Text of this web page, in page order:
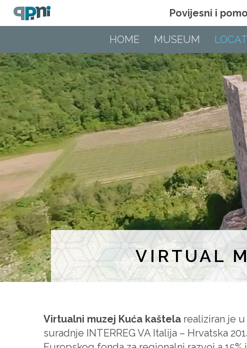
Povijesni i
HOME MUSEUM
VIRTUAL
Virtualni muzej Kuća kaštela realiziran je
suradnje INTERREG VA Italija – Hrvatska